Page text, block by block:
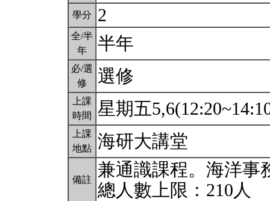
學分 2
全/半
年
半年
必/選
修
選修
上課
時間
星期五
上課
地點 海研大講堂
備註
兼通識課程。海洋事
總人數上限：210人